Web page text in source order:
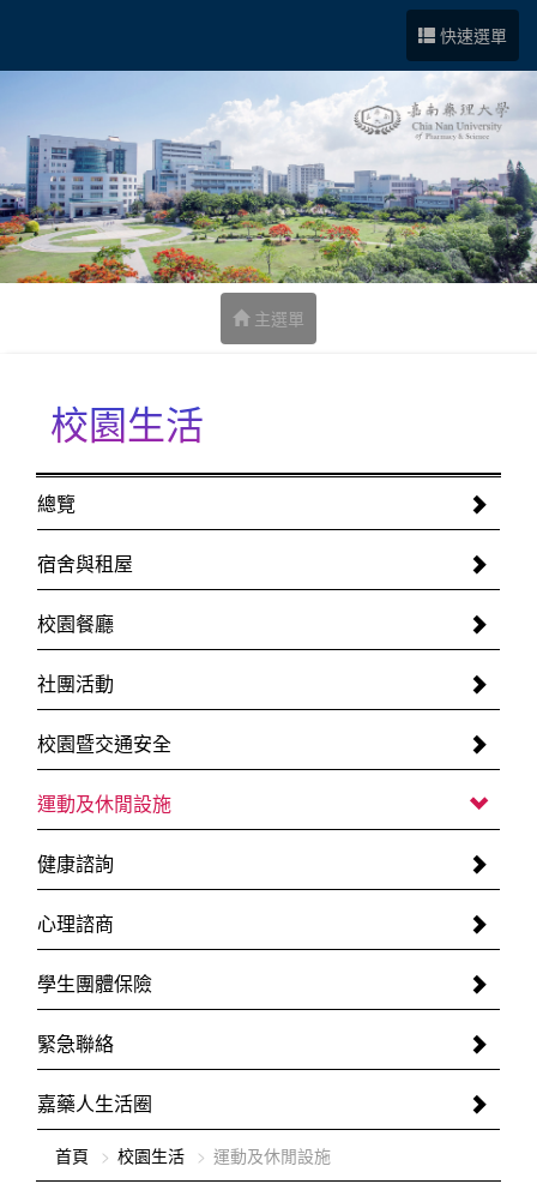
快速選單
主選單
校園生活
總覽
宿舍與租屋
校園餐廳
社團活動
校園暨交通安全
運動及休閒設施
健康諮詢
心理諮商
學生團體保險
緊急聯絡
嘉藥人生活圈
首頁 校園生活 運動及休閒設施